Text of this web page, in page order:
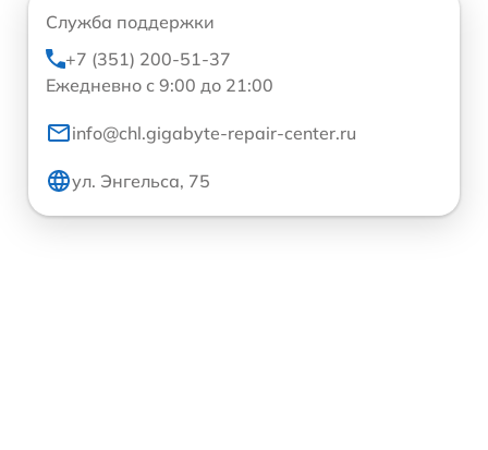
Служба поддержки
+7 (351) 200-51-37
Ежедневно с 9:00 до 21:00
info@chl.gigabyte-repair-center.ru
ул. Энгельса, 75